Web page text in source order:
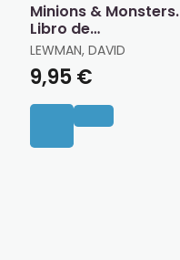
Minions & Monsters.
Libro de
Actividades Oficial
LEWMAN, DAVID
9,95 €